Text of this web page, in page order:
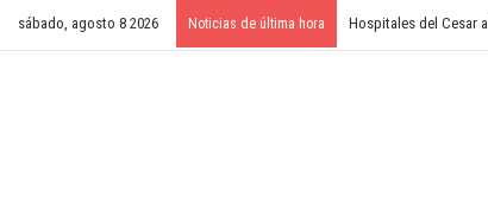
sábado, agosto 8 2026 Noticias de última hora Hospitales del Cesar